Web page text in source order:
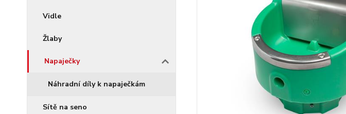
Vidle
Žlaby
Napaječky
Náhradní díly k napaječkám
Sítě na seno